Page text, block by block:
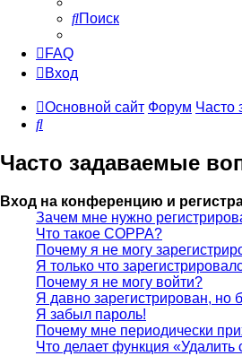
Поиск
FAQ
Вход
Основной сайт Форум Часто
Поиск
Часто задаваемые
Вход на конференцию и
Зачем мне нужно
Что такое COPPA?
Почему я не могу
Я только что
Почему я не могу войти?
Я давно зарегистрирован, но
Я забыл пароль!
Почему мне периодически
Что делает функция «Удалить